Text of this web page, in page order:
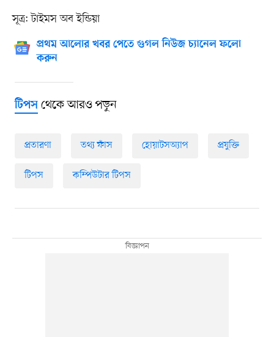
সূত্র: টাইমস অব ইন্ডিয়া
প্রথম আলোর খবর পেতে গুগল নিউজ চ্যানেল ফলো
করুন
টিপসথেকে আরও পড়ুন
প্রতারণা তথ্য ফাঁস হোয়াটসঅ্যাপ প্রযুক্তি
টিপস কম্পিউটার টিপস